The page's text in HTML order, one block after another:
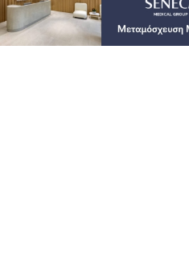
Ασφαλής
που σώζουν
NEWS 6